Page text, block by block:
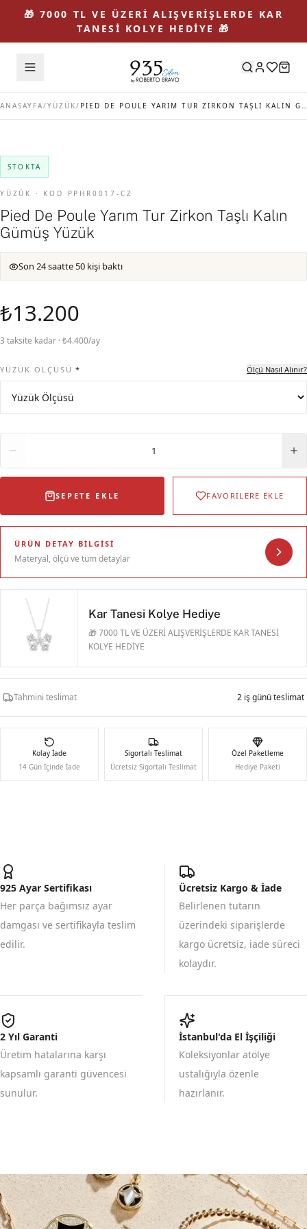
🎁 7000 TL VE ÜZERİ ALIŞVERİŞLERDE KAR
TANESİ KOLYE HEDİYE 🎁
ANASAYFA/YÜZÜK/ PIED DE POULE YARIM TUR ZIRKON TAŞLI KALIN GÜMÜŞ YÜZÜK
STOKTA
YÜZÜK · KOD PPHR0017-CZ
Pied De Poule Yarım Tur Zirkon Taşlı Kalın
Gümüş Yüzük
Son 24 saatte 50 kişi baktı
₺13.200
3 taksite kadar · ₺4.400/ay
YÜZÜK ÖLÇÜSÜ * Ölçü Nasıl Alınır?
1
SEPETE EKLE FAVORİLERE EKLE
ÜRÜN DETAY BILGISI
Materyal, ölçü ve tüm detaylar
Kar Tanesi Kolye Hediye
🎁 7000 TL VE ÜZERİ ALIŞVERİŞLERDE KAR TANESİ
KOLYE HEDİYE
Tahmini teslimat 2 iş günü teslimat
Kolay İade
14 Gün İçinde İade
Sigortalı Teslimat
Ücretsiz Sigortalı Teslimat
Özel Paketleme
Hediye Paketi
925 Ayar Sertifikası
Her parça bağımsız ayar
damgası ve sertifikayla teslim
edilir.
Ücretsiz Kargo & İade
Belirlenen tutarın
üzerindeki siparişlerde
kargo ücretsiz, iade süreci
kolaydır.
2 Yıl Garanti
Üretim hatalarına karşı
kapsamlı garanti güvencesi
sunulur.
İstanbul'da El İşçiliği
Koleksiyonlar atölye
ustalığıyla özenle
hazırlanır.